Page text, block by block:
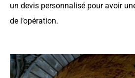
un devis personnalisé pour avoir
de l’opération.